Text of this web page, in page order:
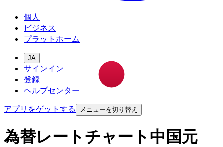
個人
ビジネス
プラットホーム
JA
サインイン
登録
ヘルプセンター
アプリをゲットする
メニューを切り替え
為替レートチャート中国元